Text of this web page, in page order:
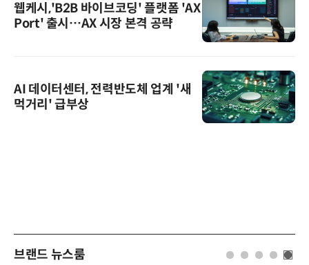
웹케시,'B2B 바이브코딩' 플랫폼 'AX
Port' 출시…AX 시장 본격 공략
AI 데이터센터, 전력반도체 업계 '새
먹거리' 급부상
브랜드 뉴스룸